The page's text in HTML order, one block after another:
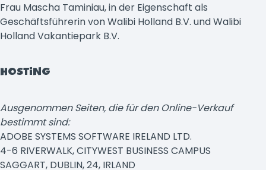
Frau Mascha Taminiau, in der Eigenschaft als
Geschäftsführerin von Walibi Holland B.V. und Walibi
Holland Vakantiepark B.V.
HOSTING
Ausgenommen Seiten, die für den Online-Verkauf
bestimmt sind:
ADOBE SYSTEMS SOFTWARE IRELAND LTD.
4-6 RIVERWALK, CITYWEST BUSINESS CAMPUS
SAGGART, DUBLIN, 24, IRLAND